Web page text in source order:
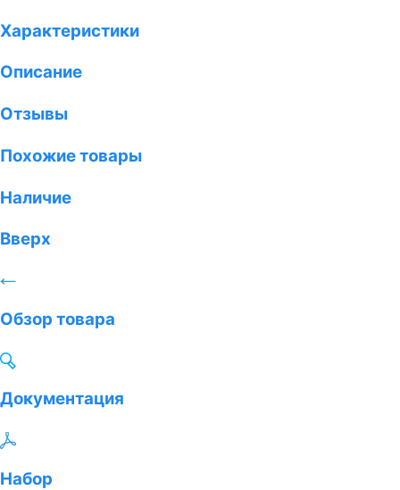
Характеристики
Описание
Отзывы
Похожие товары
Наличие
Вверх
Обзор товара
Документация
Набор